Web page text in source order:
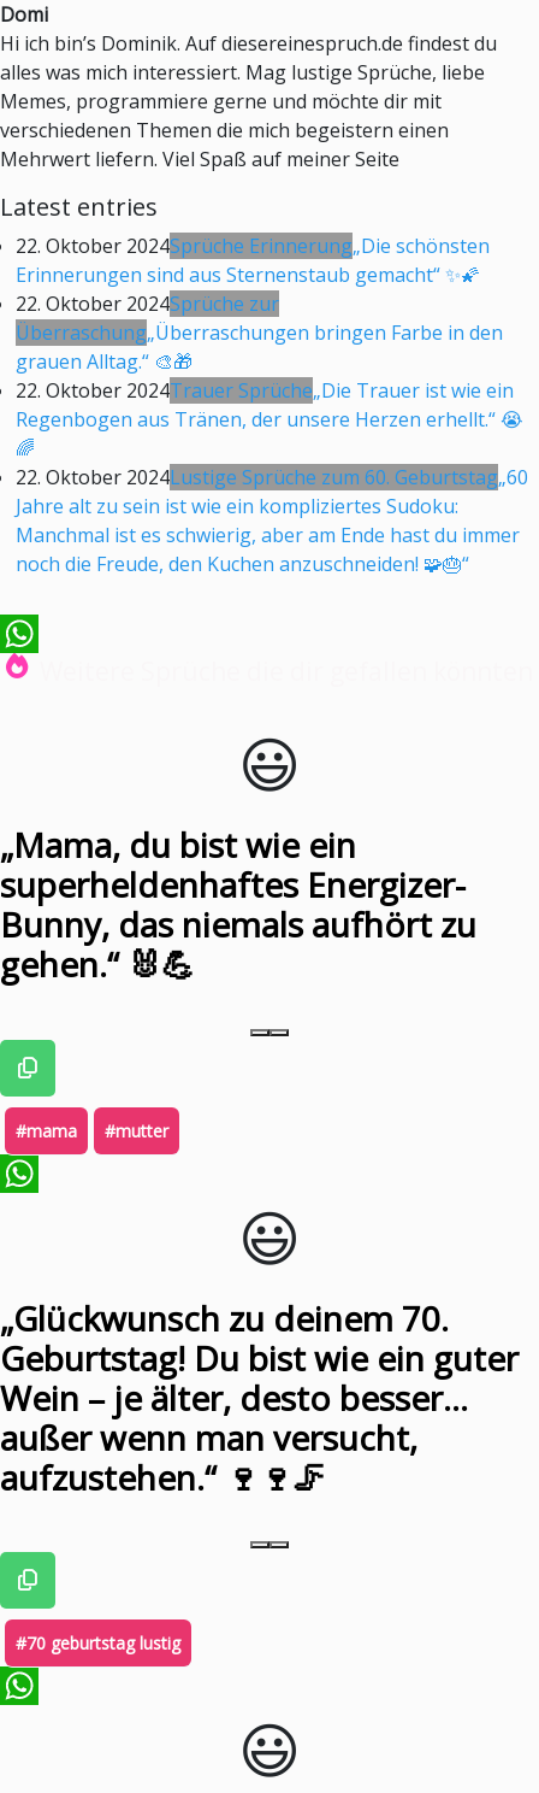
Domi
Hi ich bin’s Dominik. Auf diesereinespruch.de findest du
alles was mich interessiert. Mag lustige Sprüche, liebe
Memes, programmiere gerne und möchte dir mit
verschiedenen Themen die mich begeistern einen
Mehrwert liefern. Viel Spaß auf meiner Seite
Latest entries
22. Oktober 2024Sprüche Erinnerung„Die schönsten
Erinnerungen sind aus Sternenstaub gemacht“ ✨🌠
22. Oktober 2024Sprüche zur
Überraschung„Überraschungen bringen Farbe in den
grauen Alltag.“ 🎨🎁
22. Oktober 2024Trauer Sprüche„Die Trauer ist wie ein
Regenbogen aus Tränen, der unsere Herzen erhellt.“ 😭
🌈
22. Oktober 2024Lustige Sprüche zum 60. Geburtstag„60
Jahre alt zu sein ist wie ein kompliziertes Sudoku:
Manchmal ist es schwierig, aber am Ende hast du immer
noch die Freude, den Kuchen anzuschneiden! 🧩🎂“
WhatsApp
Weitere Sprüche die dir gefallen könnten
😃️
„Mama, du bist wie ein
superheldenhaftes Energizer-
Bunny, das niemals aufhört zu
gehen.“ 🐰💪
#mama #mutter
😃️
„Glückwunsch zu deinem 70.
Geburtstag! Du bist wie ein guter
Wein – je älter, desto besser…
außer wenn man versucht,
aufzustehen.“ 🍷🍷🦵
#70 geburtstag lustig
😃️